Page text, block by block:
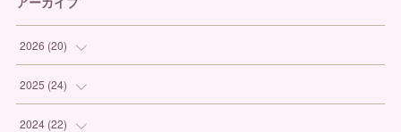
2026 (20)
(1
(3
2025 (24)
(1
2024 (22)